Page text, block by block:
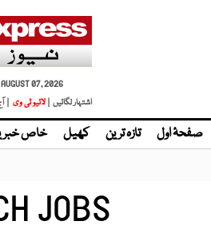
AUGUST 07, 2026
اشتہار لگائیں | لائیو ٹی وی |
صفحۂ اول تازہ ترین کھیل خاص
JOBS